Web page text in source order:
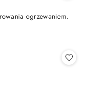
ogrzewaniem.